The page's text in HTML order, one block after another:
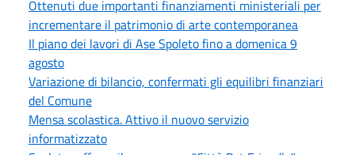
Ottenuti due importanti finanziamenti ministeriali per
incrementare il patrimonio di arte contemporanea
Il piano dei lavori di Ase Spoleto fino a domenica 9
agosto
Variazione di bilancio, confermati gli equilibri finanziari
del Comune
Mensa scolastica. Attivo il nuovo servizio
informatizzato